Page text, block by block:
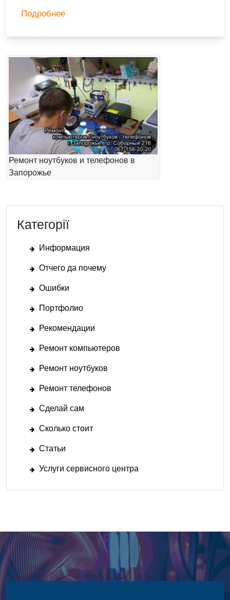
Подробнее
Ремонт ноутбуков и телефонов в
Запорожье
Категорії
Информация
Отчего да почему
Ошибки
Портфолио
Рекомендации
Ремонт компьютеров
Ремонт ноутбуков
Ремонт телефонов
Сделай сам
Сколько стоит
Статьи
Услуги сервисного центра